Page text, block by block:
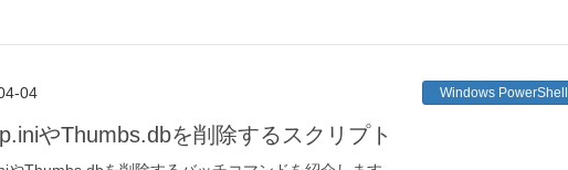
04 Windows PowerShell
やThumbs.dbを削除するスクリプト